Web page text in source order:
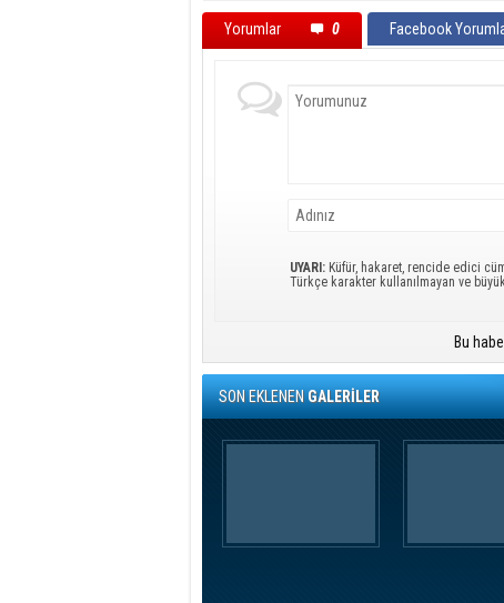
Yorumlar 0 Facebook
UYARI: Küfür, hakaret, rencide edici
Türkçe karakter kullanılmayan ve
Bu
SON EKLENENGALERİLER